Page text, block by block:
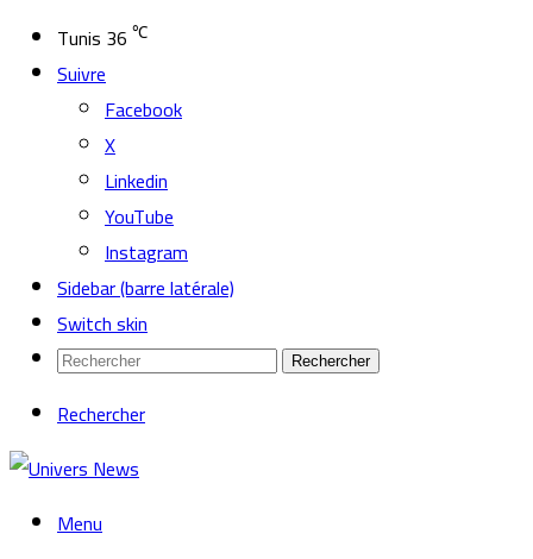
Tunis 36 ℃
Suivre
Facebook
X
Linkedin
YouTube
Instagram
Sidebar (barre latérale)
Switch skin
Rechercher
Rechercher
Menu